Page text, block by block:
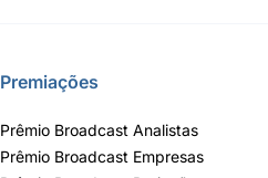
Premiações
Prêmio Broadcast Analistas
Prêmio Broadcast Empresas